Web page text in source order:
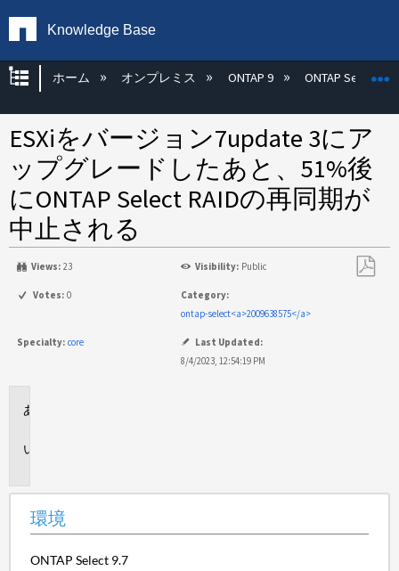
Knowledge Base
グローバル階層を展開/折りたたむ
ホーム オンプレミス ONTAP 9 ONTAP Select
ESXiをバージョン7update 3にア
ップグレードしたあと、51%後
にONTAP Select RAIDの再同期が
中止される
Views: 23 Visibility: Public
Votes: 0
Category:
ontap-select<a>2009638575</a>
Specialty: core
Last Updated:
8/4/2023, 12:54:19 PM
環境
ONTAP Select 9.7